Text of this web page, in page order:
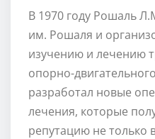
В 1970 году Рошаль
им. Рошаля и
изучению и лечению
опорно-
разработал новые
лечения, которые
репутацию не только